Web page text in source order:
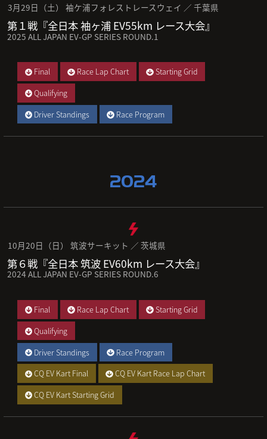
3月29日（土） 袖ケ浦フォレストレースウェイ ／ 千葉県
第１戦『全日本 袖ヶ浦 EV55km レース大会』
2025 ALL JAPAN EV-GP SERIES ROUND.1
Final Race Lap Chart
Starting Grid
Qualifying
Driver Standings
Race Program
2024
10月20日（日） 筑波サーキット ／ 茨城県
第６戦『全日本 筑波 EV60km レース大会』
2024 ALL JAPAN EV-GP SERIES ROUND.6
Final Race Lap Chart
Starting Grid
Qualifying
Driver Standings
Race Program
CQ EV Kart Final
CQ EV Kart Race Lap Chart
CQ EV Kart Starting Grid